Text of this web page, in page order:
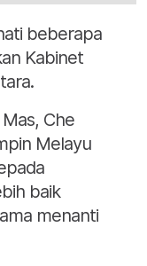
beberapa
Kabinet
Che
Melayu
baik
menanti